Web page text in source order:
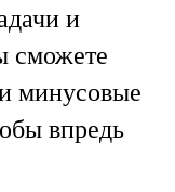
и
сможете
минусовые
впредь